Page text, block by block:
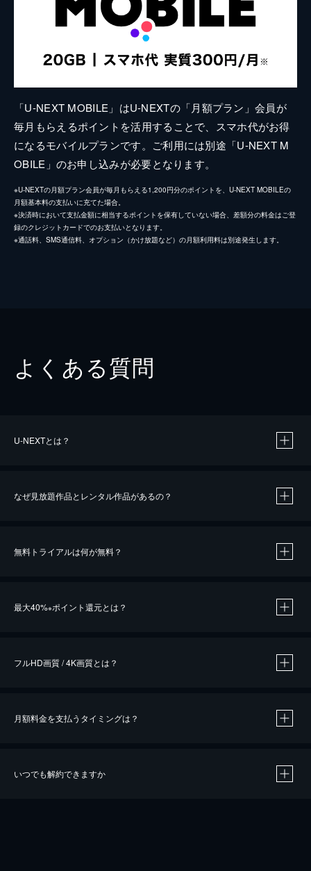
「U-NEXT MOBILE」はU-NEXTの「月額プラン」会員が
毎月もらえるポイントを活用することで、スマホ代がお得
になるモバイルプランです。ご利用には別途「U-NEXT M
OBILE」のお申し込みが必要となります。
※U-NEXTの月額プラン会員が毎月もらえる1,200円分のポイントを、U-NEXT MOBILEの
月額基本料の支払いに充てた場合。
※決済時において支払金額に相当するポイントを保有していない場合、差額分の料金はご登
録のクレジットカードでのお支払いとなります。
※通話料、SMS通信料、オプション（かけ放題など）の月額利用料は別途発生します。
よくある質問
U-NEXTとは？
なぜ見放題作品とレンタル作品があるの？
無料トライアルは何が無料？
最大40%※ポイント還元とは？
※40％ポイント還元の対象は、クレジットカード決済による作品の購入 / レンタルです。
iOSアプリのUコイン決済による作品の購入 / レンタルは、20％のポイント還元です。
フルHD画質 / 4K画質とは？
月額料金を支払うタイミングは？
いつでも解約できますか